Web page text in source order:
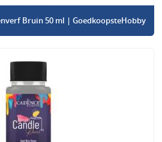
Bruin 50 ml | GoedkoopsteHobby